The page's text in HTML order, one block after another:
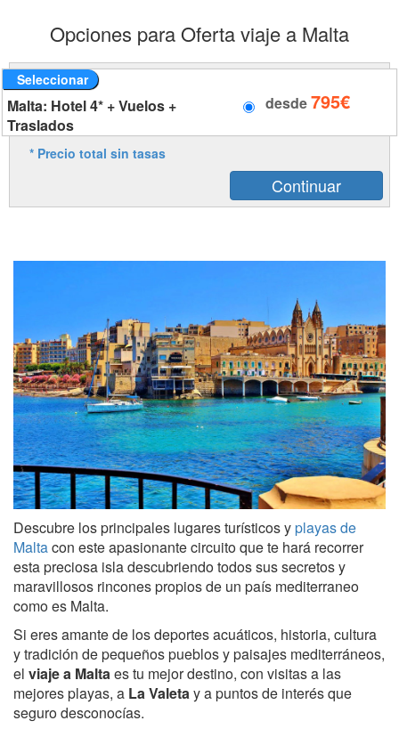
Opciones para Oferta viaje a Malta
Seleccionar
Malta: Hotel 4* + Vuelos +
Traslados
desde795€
* Precio total sin tasas
Descubre los principales lugares turísticos yplayas de
Maltacon este apasionante circuito que te hará recorrer
esta preciosa isla descubriendo todos sus secretos y
maravillosos rincones propios de un país mediterraneo
como es Malta.
Si eres amante de los deportes acuáticos, historia, cultura
y tradición de pequeños pueblos y paisajes mediterráneos,
el viaje a Maltaes tu mejor destino, con visitas a las
mejores playas, a La Valetay a puntos de interés que
seguro desconocías.